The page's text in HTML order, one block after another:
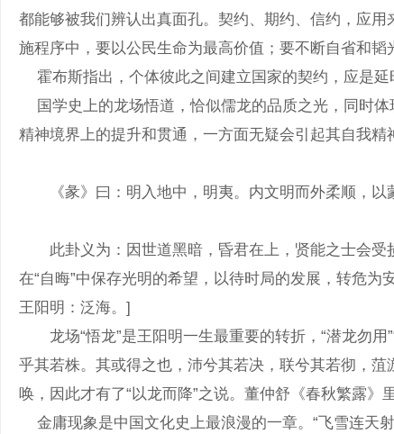
都能够被我们辨认出真面孔。契约、期约、信约，应
施程序中，要以公民生
霍布斯指出，个体彼此之间建立国家的契约，应是延
国学史上的龙场悟道，恰似儒龙的品质之光，同时体
精神境界上的提升和贯通，一方面无疑会引起其自我
《彖》曰：明入地中，明夷。内文明而外柔顺，以
此卦义为：因世道黑暗，昏君在上，贤能之士会受损
在“自晦”中保存光明的希望，以待时局的发展，转危
王阳明：泛海。]
龙场“悟龙”是王阳明一生最重要的转折，“潜龙勿用
乎其若株。其或得之也，沛兮其若决，联兮其若彻，
唤，因此才有了“以龙而降”之说。董仲舒《春秋繁露
金庸现象是中国文化史上最浪漫的一章。“飞雪连天